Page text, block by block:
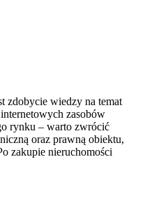
zdobycie wiedzy na temat
zasobów
rynku – warto zwrócić
oraz prawną obiektu,
zakupie nieruchomości